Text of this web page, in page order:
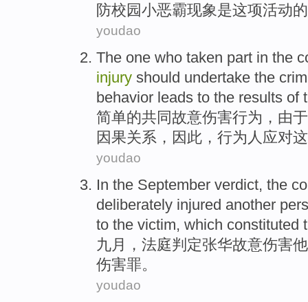
防校园小恶霸现象是这项活动的
youdao
The one who taken part in the
injury should undertake the
behavior leads to the results of
简单的共同故意伤害行为 ， 由于
因果关系，因此，行为人应对这
youdao
In the September verdict, the
deliberately injured another
to the victim, which constituted
九月 ， 法庭判定张华故意伤害
伤害罪。
youdao